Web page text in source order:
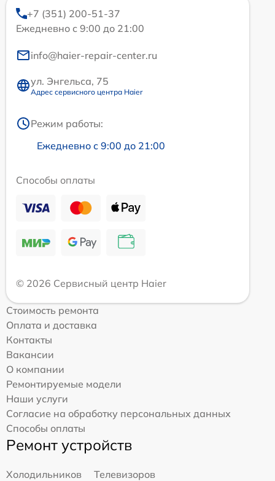
+7 (351) 200-51-37
Ежедневно с 9:00 до 21:00
info@haier-repair-center.ru
ул. Энгельса, 75
Адрес сервисного центра Haier
Режим работы:
Ежедневно с 9:00 до 21:00
Способы оплаты
© 2026 Сервисный центр Haier
Стоимость ремонта
Оплата и доставка
Контакты
Вакансии
О компании
Ремонтируемые модели
Наши услуги
Согласие на обработку персональных данных
Способы оплаты
Ремонт устройств
Холодильников
Телевизоров